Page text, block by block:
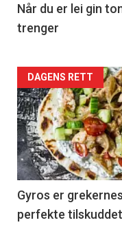
Når du er lei gin
trenger
Forsiden
akkurat
nå
-
2
DAGENS RETT
Gyros er
perfekte